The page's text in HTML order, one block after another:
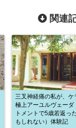
関連
三叉神経痛の私が、ケ
極上アーユルヴェーダ
トメントで5歳若返っ
もしれない）体験記